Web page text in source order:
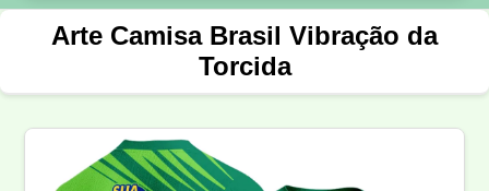
Arte Camisa Brasil Vibração da
Torcida